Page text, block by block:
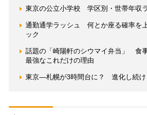
東京の公立小学校 学区別・世帯年収
通勤通学ラッシュ 何とか座る確率を
ック
話題の「崎陽軒のシウマイ弁当」 食
最強なこれだけの理由
東京―札幌が3時間台に？ 進化し続け